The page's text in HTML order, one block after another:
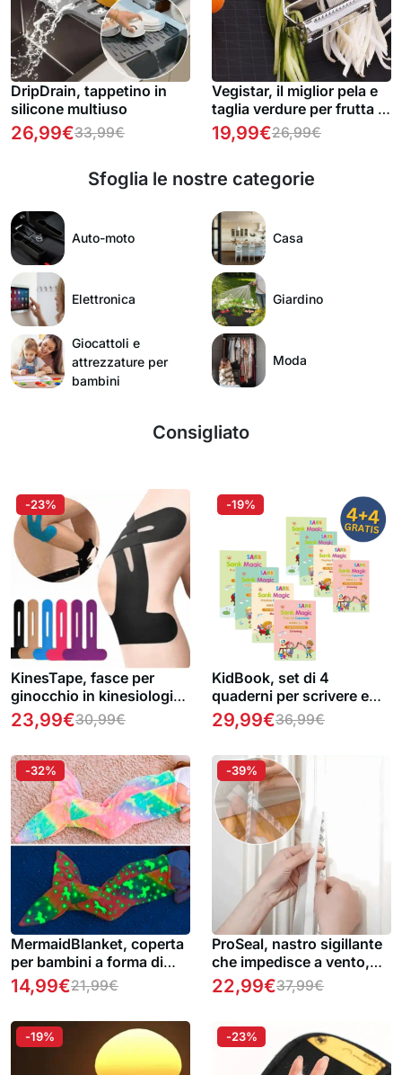
DripDrain, tappetino in
silicone multiuso
26,99€33,99€
Vegistar, il miglior pela e
taglia verdure per frutta e
verdura + e-book di
ricette GRATUITO
19,99€26,99€
Sfoglia le nostre categorie
Auto-moto Casa
Elettronica Giardino
Giocattoli e
attrezzature per
bambini
Moda
Consigliato
KinesTape, fasce per
ginocchio in kinesiologia
(10 pezzi)
23,99€30,99€
-23%
KidBook, set di 4
quaderni per scrivere e
disegnare con la penna
magica, che svanisce
è asciutta (1+1 GRATUITO
)
29,99€36,99€
-19%
MermaidBlanket, coperta
per bambini a forma di
coda di sirena
14,99€21,99€
-32%
ProSeal, nastro sigillante
che impedisce a vento,
polvere, rumore e insetti
di entrare in casa
22,99€37,99€
-39%
-19% -23%